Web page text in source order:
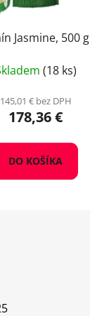
Jasmine, 500 g
(18 ks)
145,01 € bez DPH
178,36 €
DO KOŠÍKA